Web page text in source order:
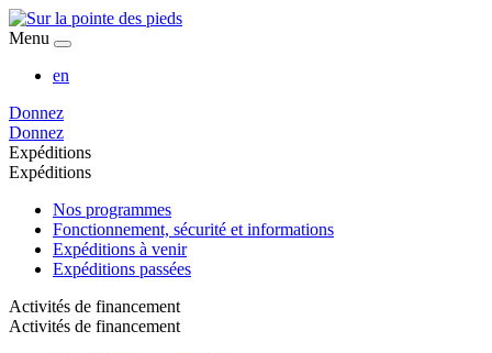
Menu
en
Donnez
Donnez
Expéditions
Expéditions
Nos programmes
Fonctionnement, sécurité et informations
Expéditions à venir
Expéditions passées
Activités de financement
Activités de financement